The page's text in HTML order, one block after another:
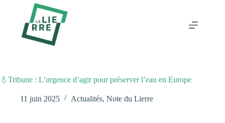
💧Tribune : L’urgence d’agir pour préserver l’eau en Europe
11 juin 2025 Actualités, Note du Lierre